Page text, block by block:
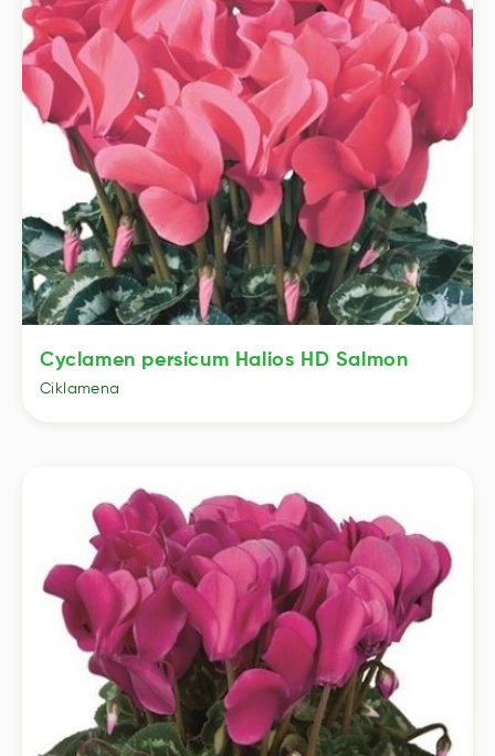
Cyclamen persicum Halios HD Salmon
Ciklamena